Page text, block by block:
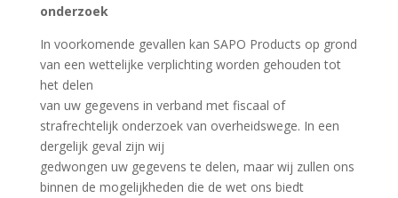
onderzoek
In voorkomende gevallen kan SAPO Products op grond
van een wettelijke verplichting worden gehouden tot
het delen
van uw gegevens in verband met fiscaal of
strafrechtelijk onderzoek van overheidswege. In een
dergelijk geval zijn wij
gedwongen uw gegevens te delen, maar wij zullen ons
binnen de mogelijkheden die de wet ons biedt